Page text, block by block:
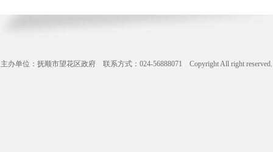
主办单位：抚顺市望花区政府 联系方式：024-56888071 Copyright All right